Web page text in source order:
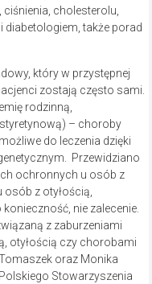
cholesterolu,
także porad
który w przystępnej
zostają często sami.
rodzinną,
– choroby
do leczenia dzięki
Przewidziano
ochronnych u osób z
z otyłością,
nie zalecenie.
z zaburzeniami
otyłością czy chorobami
oraz Monika
Stowarzyszenia